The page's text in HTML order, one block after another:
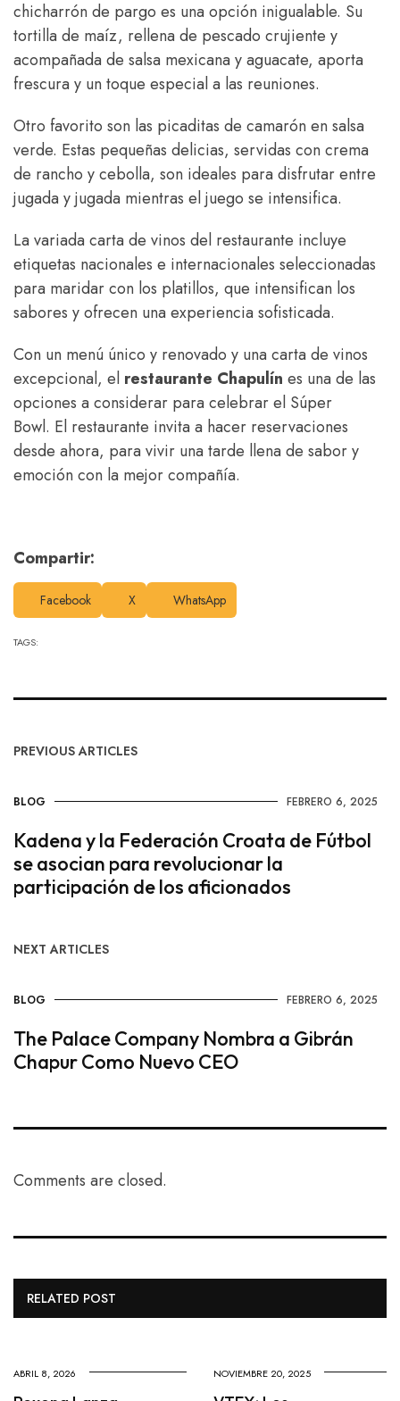
chicharrón de pargo es una opción inigualable. Su
tortilla de maíz, rellena de pescado crujiente y
acompañada de salsa mexicana y aguacate, aporta
frescura y un toque especial a las reuniones.
Otro favorito son las picaditas de camarón en salsa
verde. Estas pequeñas delicias, servidas con crema
de rancho y cebolla, son ideales para disfrutar entre
jugada y jugada mientras el juego se intensifica.
La variada carta de vinos del restaurante incluye
etiquetas nacionales e internacionales seleccionadas
para maridar con los platillos, que intensifican los
sabores y ofrecen una experiencia sofisticada.
Con un menú único y renovado y una carta de vinos
excepcional, el restaurante Chapulín es una de las
opciones a considerar para celebrar el Súper
Bowl. El restaurante invita a hacer reservaciones
desde ahora, para vivir una tarde llena de sabor y
emoción con la mejor compañía.
Compartir:
Facebook X WhatsApp
TAGS:
PREVIOUS ARTICLES
BLOG FEBRERO 6, 2025
Kadena y la Federación Croata de Fútbol
se asocian para revolucionar la
participación de los aficionados
NEXT ARTICLES
BLOG FEBRERO 6, 2025
The Palace Company Nombra a Gibrán
Chapur Como Nuevo CEO
Comments are closed.
RELATED POST
ABRIL 8, 2026 NOVIEMBRE 20, 2025